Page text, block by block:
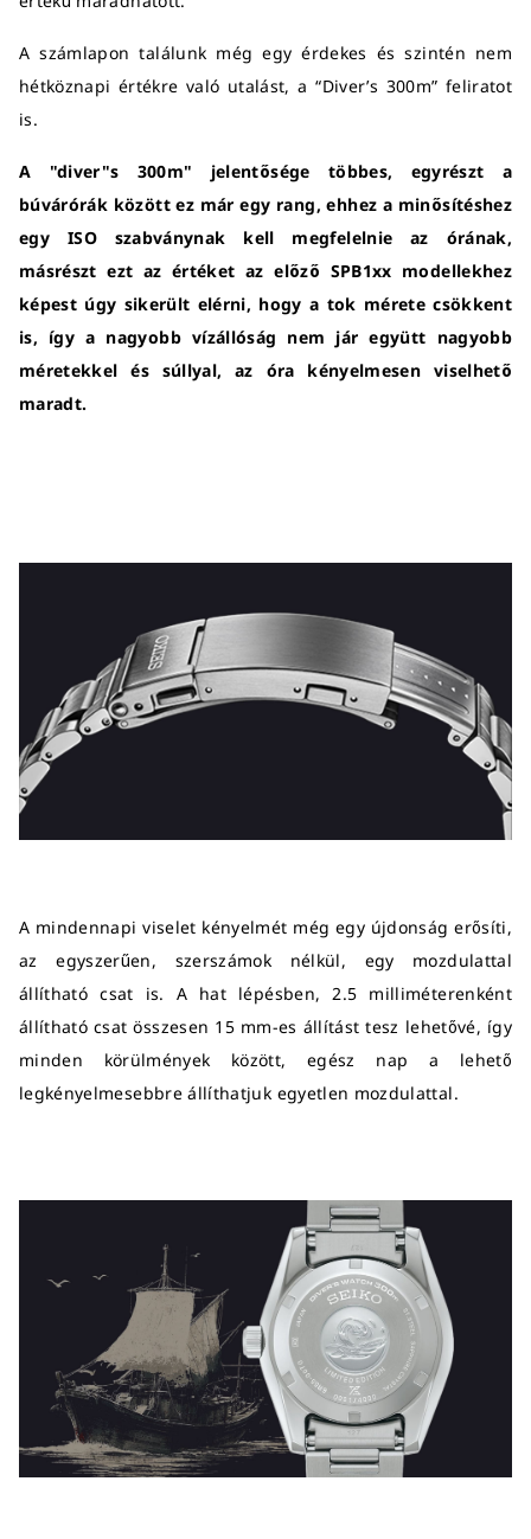
A számlapon találunk még egy érdekes és szintén nem
hétköznapi értékre való utalást, a “Diver’s 300m” feliratot
is.
A "diver"s 300m" jelentősége többes, egyrészt a
búvárórák között ez már egy rang, ehhez a minősítéshez
egy ISO szabványnak kell megfelelnie az órának,
másrészt ezt az értéket az előző SPB1xx modellekhez
képest úgy sikerült elérni, hogy a tok mérete csökkent
is, így a nagyobb vízállóság nem jár együtt nagyobb
méretekkel és súllyal, az óra kényelmesen viselhető
maradt.
A mindennapi viselet kényelmét még egy újdonság erősíti,
az egyszerűen, szerszámok nélkül, egy mozdulattal
állítható csat is. A hat lépésben, 2.5 milliméterenként
állítható csat összesen 15 mm-es állítást tesz lehetővé, így
minden körülmények között, egész nap a lehető
legkényelmesebbre állíthatjuk egyetlen mozdulattal.